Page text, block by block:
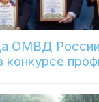
ОМВД
конкурсе